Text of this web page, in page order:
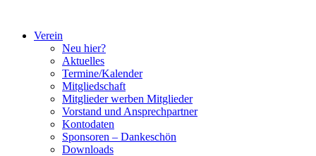
springenVerein
Neu hier?
Aktuelles
Termine/Kalender
Mitgliedschaft
Mitglieder werben Mitglieder
Vorstand und Ansprechpartner
Kontodaten
Sponsoren – Dankeschön
Downloads